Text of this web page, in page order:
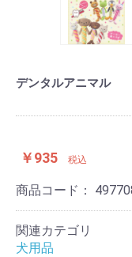
デンタルアニマル
￥935 税込
商品コード：
関連カテゴリ
犬用品